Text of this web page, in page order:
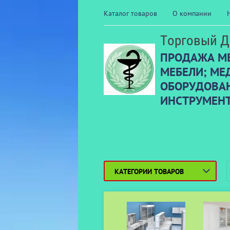
Каталог товаров О компании
Торговый
ПРОДАЖА
МЕБЕЛИ;
КАТЕГОРИИ ТОВАРОВ